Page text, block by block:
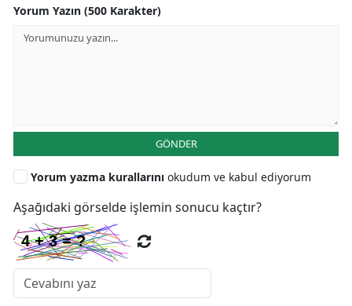
Yorum Yazın (500 Karakter)
GÖNDER
Yorum yazma kurallarını okudum ve kabul ediyorum
Aşağıdaki görselde işlemin sonucu kaçtır?